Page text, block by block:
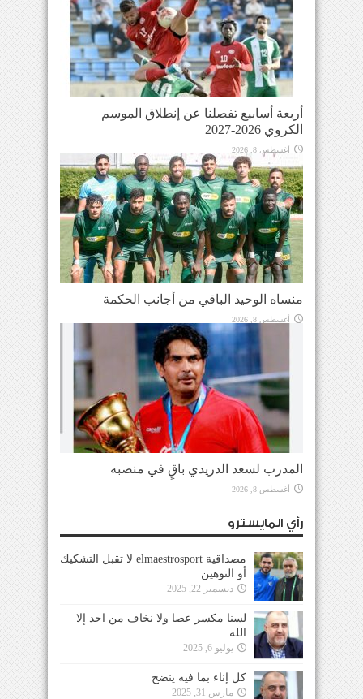
أربعة أسابيع تفصلنا عن إنطلاق الموسم
الكروي 2026-2027
أغسطس 8, 2026
منساه الوحيد الباقي من أجانب الحكمة
أغسطس 8, 2026
المدرب لسعد الدريدي باقٍ في منصبه
أغسطس 8, 2026
رأي المايسترو
مصداقية elmaestrosport لا تقبل التشكيك
أو التوهين
ديسمبر 22, 2025
لسنا مكسر عصا ولا نخاف من احد إلا
الله
يوليو 6, 2025
كل إناء بما فيه ينضح
مارس 31, 2025